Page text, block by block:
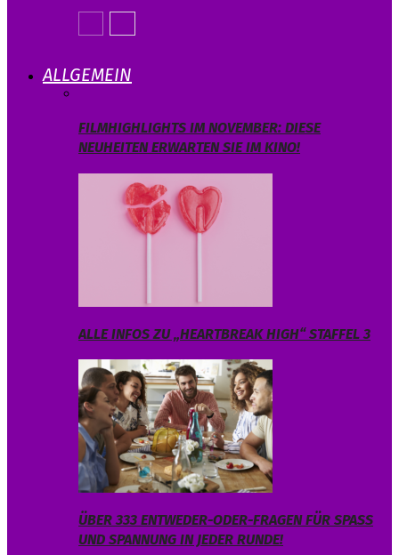
ALLGEMEIN
FILMHIGHLIGHTS IM NOVEMBER: DIESE
NEUHEITEN ERWARTEN SIE IM KINO!
ALLE INFOS ZU „HEARTBREAK HIGH“ STAFFEL 3
ÜBER 333 ENTWEDER-ODER-FRAGEN FÜR SPASS U
ND SPANNUNG IN JEDER RUNDE!